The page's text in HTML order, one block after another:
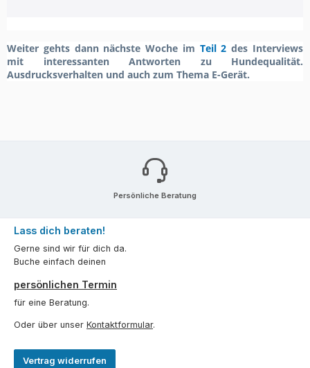
Weiter gehts dann nächste Woche im Teil 2 des Interviews
mit interessanten Antworten zu Hundequalität.
Ausdrucksverhalten und auch zum Thema E-Gerät.
Persönliche Beratung
Lass dich beraten!
Gerne sind wir für dich da.
Buche einfach deinen
persönlichen Termin
für eine Beratung.
Oder über unser Kontaktformular.
Vertrag widerrufen